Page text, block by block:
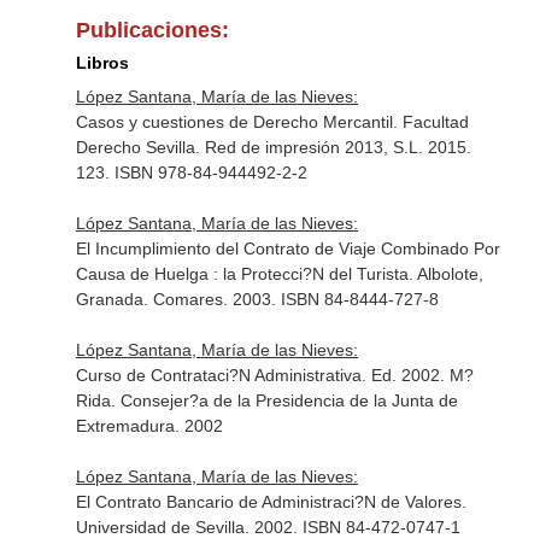
Publicaciones:
Libros
López Santana, María de las Nieves:
Casos y cuestiones de Derecho Mercantil. Facultad
Derecho Sevilla. Red de impresión 2013, S.L. 2015.
123. ISBN 978-84-944492-2-2
López Santana, María de las Nieves:
El Incumplimiento del Contrato de Viaje Combinado Por
Causa de Huelga : la Protecci?N del Turista. Albolote,
Granada. Comares. 2003. ISBN 84-8444-727-8
López Santana, María de las Nieves:
Curso de Contrataci?N Administrativa. Ed. 2002. M?
Rida. Consejer?a de la Presidencia de la Junta de
Extremadura. 2002
López Santana, María de las Nieves:
El Contrato Bancario de Administraci?N de Valores.
Universidad de Sevilla. 2002. ISBN 84-472-0747-1